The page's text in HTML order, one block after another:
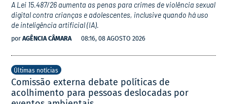
A Lei 15.487/26 aumenta as penas para crimes de violência sexual
digital contra crianças e adolescentes, inclusive quando há uso
de inteligência artificial (IA).
por AGÊNCIA CÂMARA 08:16, 08 AGOSTO 2026
Últimas notícias
Comissão externa debate políticas de
acolhimento para pessoas deslocadas por